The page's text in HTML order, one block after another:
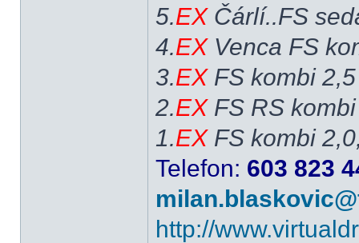
5.EXČárlí..FS
4.EXVenca FS
3.EXFS kombi
2.EXFS RS
1.EXFS kombi
Telefon: 603 823
http://